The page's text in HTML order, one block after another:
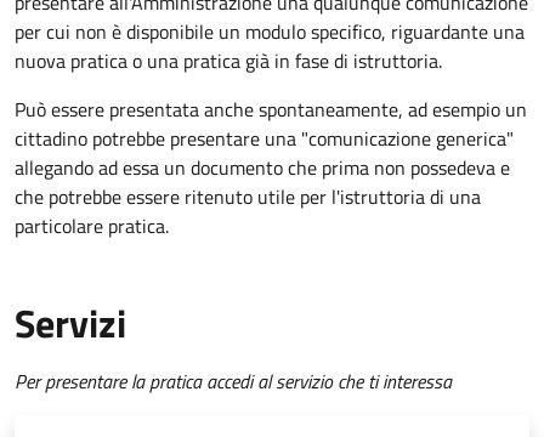
per cui non è disponibile un modulo specifico, riguardante una
nuova pratica o una pratica già in fase di istruttoria.
Può essere presentata anche spontaneamente, ad esempio un
cittadino potrebbe presentare una "comunicazione generica"
allegando ad essa un documento che prima non possedeva e
che potrebbe essere ritenuto utile per l'istruttoria di una
particolare pratica.
Servizi
Per presentare la pratica accedi al servizio che ti interessa